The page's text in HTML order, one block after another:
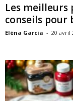
Les meilleurs
conseils pour
Eléna Garcia - 20 avril